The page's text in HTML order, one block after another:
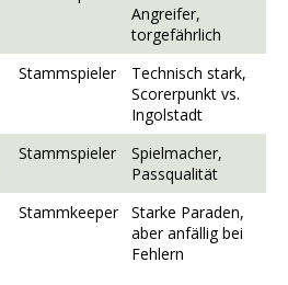
Angreifer,
torgefährlich
Stammspieler
Technisch stark,
Scorerpunkt vs.
Ingolstadt
Stammspieler
Spielmacher,
Passqualität
Stammkeeper
Starke Paraden,
aber anfällig bei
Fehlern